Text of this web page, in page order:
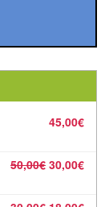
45,00€
50,00€ 30,00€